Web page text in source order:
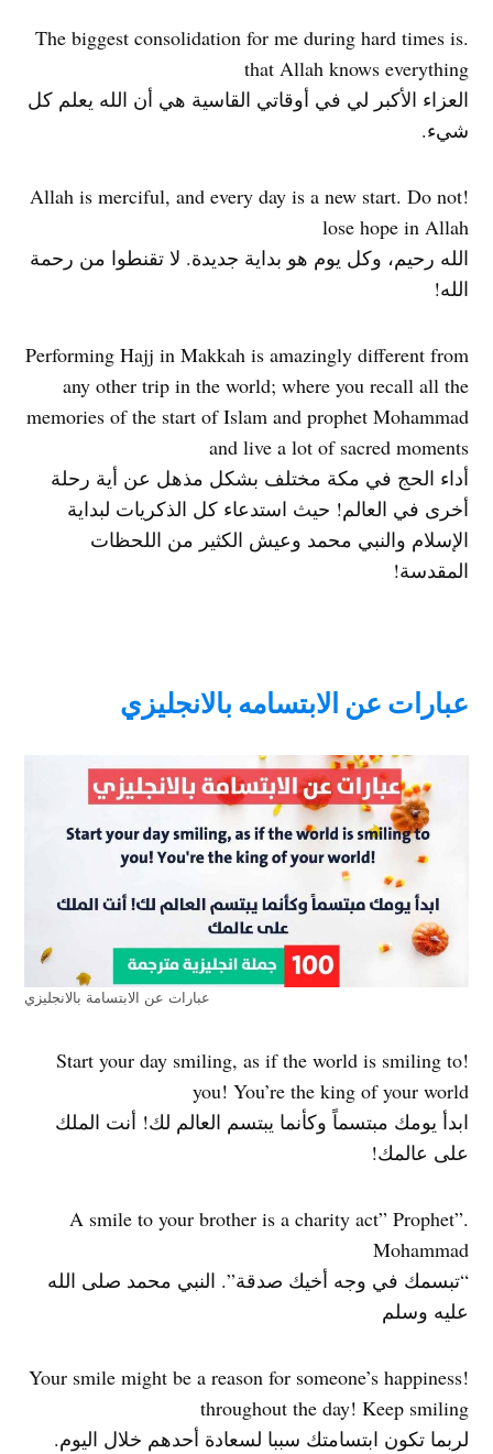
.The biggest consolidation for me during hard times is
that Allah knows everything
العزاء الأكبر لي في أوقاتي القاسية هي أن الله يعلم كل
شيء.
!Allah is merciful, and every day is a new start. Do not
lose hope in Allah
الله رحيم، وكل يوم هو بداية جديدة. لا تقنطوا من رحمة
الله!
Performing Hajj in Makkah is amazingly different from
any other trip in the world; where you recall all the
memories of the start of Islam and prophet Mohammad
and live a lot of sacred moments
أداء الحج في مكة مختلف بشكل مذهل عن أية رحلة
أخرى في العالم! حيث استدعاء كل الذكريات لبداية
الإسلام والنبي محمد وعيش الكثير من اللحظات
المقدسة!
عبارات عن الابتسامه بالانجليزي
عبارات عن الابتسامة بالانجليزي
!Start your day smiling, as if the world is smiling to
you! You’re the king of your world
ابدأ يومك مبتسماً وكأنما يبتسم العالم لك! أنت الملك
على عالمك!
.”A smile to your brother is a charity act” Prophet
Mohammad
“تبسمك في وجه أخيك صدقة”. النبي محمد صلى الله
عليه وسلم
!Your smile might be a reason for someone’s happiness
throughout the day! Keep smiling
لربما تكون ابتسامتك سببا لسعادة أحدهم خلال اليوم.